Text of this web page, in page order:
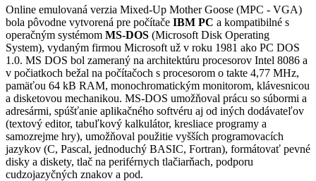
Online emulovaná verzia Mixed-Up Mother Goose (MPC - VGA)
bola pôvodne vytvorená pre počítače IBM PC a kompatibilné s
operačným systémom MS-DOS (Microsoft Disk Operating
System), vydaným firmou Microsoft už v roku 1981 ako PC DOS
1.0. MS DOS bol zameraný na architektúru procesorov Intel 8086 a
v počiatkoch bežal na počítačoch s procesorom o takte 4,77 MHz,
pamäťou 64 kB RAM, monochromatickým monitorom, klávesnicou
a disketovou mechanikou. MS-DOS umožňoval prácu so súbormi a
adresármi, spúšťanie aplikačného softvéru aj od iných dodávateľov
(textový editor, tabuľkový kalkulátor, kresliace programy a
samozrejme hry), umožňoval použitie vyšších programovacích
jazykov (C, Pascal, jednoduchý BASIC, Fortran), formátovať pevné
disky a diskety, tlač na periférnych tlačiarňach, podporu
cudzojazyčných znakov a pod.